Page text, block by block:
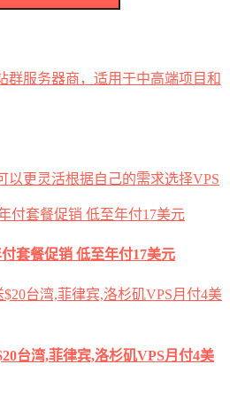
群服务器商，适用于中高端项目和
以更灵活根据自己的需求选择VPS
套餐促销 低至年付17美元
台湾,菲律宾,洛杉矶VPS月付4美